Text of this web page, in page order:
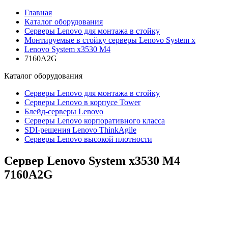
Главная
Каталог оборудования
Серверы Lenovo для монтажа в стойку
Монтируемые в стойку серверы Lenovo System x
Lenovo System x3530 M4
7160A2G
Каталог оборудования
Серверы Lenovo для монтажа в стойку
Серверы Lenovo в корпусе Tower
Блейд-серверы Lenovo
Cерверы Lenovo корпоративного класса
SDI-решения Lenovo ThinkAgile
Серверы Lenovo высокой плотности
Сервер Lenovo System x3530 M4
7160A2G